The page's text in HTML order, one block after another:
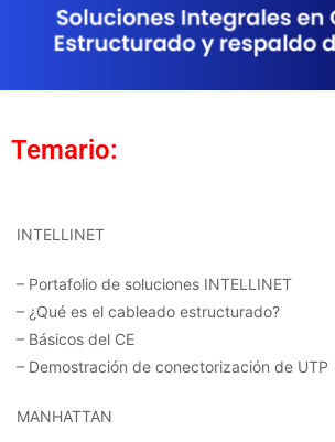
Temario:
INTELLINET
– Portafolio de soluciones INTELLINET
– ¿Qué es el cableado estructurado?
– Básicos del CE
– Demostración de conectorización de UTP
MANHATTAN